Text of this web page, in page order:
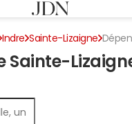
Indre Sainte-Lizaigne
Sainte-